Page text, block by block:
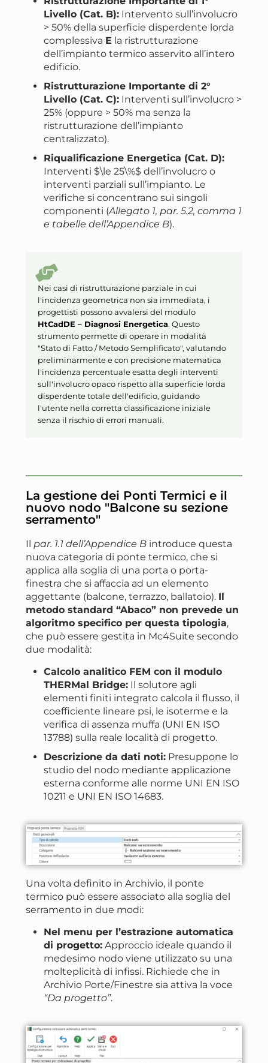
Livello (Cat. B): Intervento sull’involucro
> 50% della superficie disperdente lorda
complessiva E la ristrutturazione
dell’impianto termico asservito all’intero
edificio.
Ristrutturazione Importante di 2°
Livello (Cat. C): Interventi sull’involucro >
25% (oppure > 50% ma senza la
ristrutturazione dell’impianto
centralizzato).
Riqualificazione Energetica (Cat. D):
Interventi $\le 25\%$ dell’involucro o
interventi parziali sull’impianto. Le
verifiche si concentrano sui singoli
componenti (Allegato 1, par. 5.2, comma 1
e tabelle dell’Appendice B).
Nei casi di ristrutturazione parziale in cui
l'incidenza geometrica non sia immediata, i
progettisti possono avvalersi del modulo
HtCadDE – Diagnosi Energetica. Questo
strumento permette di operare in modalità
"Stato di Fatto / Metodo Semplificato", valutando
preliminarmente e con precisione matematica
l'incidenza percentuale esatta degli interventi
sull'involucro opaco rispetto alla superficie lorda
disperdente totale dell'edificio, guidando
l'utente nella corretta classificazione iniziale
senza il rischio di errori manuali.
La gestione dei Ponti Termici e il
nuovo nodo "Balcone su sezione
serramento"
Il par. 1.1 dell’Appendice B introduce questa
nuova categoria di ponte termico, che si
applica alla soglia di una porta o porta-
finestra che si affaccia ad un elemento
aggettante (balcone, terrazzo, ballatoio). Il
metodo standard “Abaco” non prevede un
algoritmo specifico per questa tipologia,
che può essere gestita in Mc4Suite secondo
due modalità:
Calcolo analitico FEM con il modulo
THERMal Bridge: Il solutore agli
elementi finiti integrato calcola il flusso, il
coefficiente lineare psi, le isoterme e la
verifica di assenza muffa (UNI EN ISO
13788) sulla reale località di progetto.
Descrizione da dati noti: Presuppone lo
studio del nodo mediante applicazione
esterna conforme alle norme UNI EN ISO
10211 e UNI EN ISO 14683.
Una volta definito in Archivio, il ponte
termico può essere associato alla soglia del
serramento in due modi:
Nel menu per l’estrazione automatica
di progetto: Approccio ideale quando il
medesimo nodo viene utilizzato su una
molteplicità di infissi. Richiede che in
Archivio Porte/Finestre sia attiva la voce
“Da progetto”.